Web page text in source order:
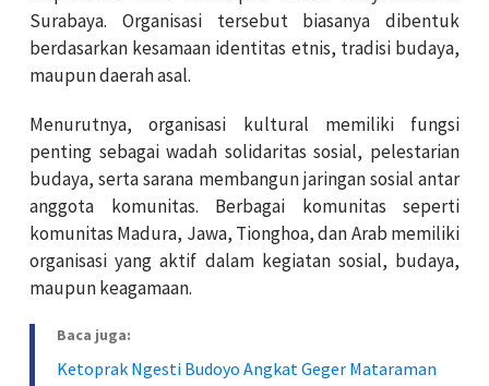
Surabaya. Organisasi tersebut biasanya dibentuk
berdasarkan kesamaan identitas etnis, tradisi budaya,
maupun daerah asal.
Menurutnya, organisasi kultural memiliki fungsi
penting sebagai wadah solidaritas sosial, pelestarian
budaya, serta sarana membangun jaringan sosial antar
anggota komunitas. Berbagai komunitas seperti
komunitas Madura, Jawa, Tionghoa, dan Arab memiliki
organisasi yang aktif dalam kegiatan sosial, budaya,
maupun keagamaan.
Baca juga:
Ketoprak Ngesti Budoyo Angkat Geger Mataraman